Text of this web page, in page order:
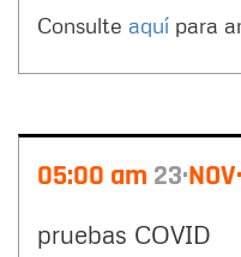
Consulte aquí para
05:00 am 23 NOV
pruebas COVID